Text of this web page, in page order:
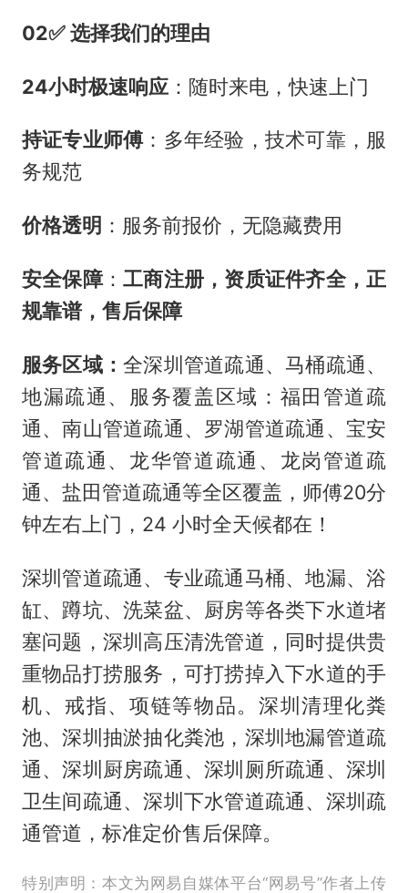
02✅ 选择我们的理由
24小时极速响应：随时来电，快速上门
持证专业师傅：多年经验，技术可靠，服
务规范
价格透明 ：服务前报价，无隐藏费用
安全保障：工商注册，资质证件齐全，正
规靠谱，售后保障
服务区域：全深圳管道疏通、马桶疏通、
地漏疏通、服务覆盖区域：福田管道疏
通、南山管道疏通、罗湖管道疏通、宝安
管道疏通、龙华管道疏通、龙岗管道疏
通、盐田管道疏通等全区覆盖，师傅20分
钟左右上门，24 小时全天候都在！
深圳管道疏通、专业疏通马桶、地漏、浴
缸、蹲坑、洗菜盆、厨房等各类下水道堵
塞问题，深圳高压清洗管道，同时提供贵
重物品打捞服务，可打捞掉入下水道的手
机、戒指、项链等物品。深圳清理化粪
池、深圳抽淤抽化粪池，深圳地漏管道疏
通、深圳厨房疏通、深圳厕所疏通、深圳
卫生间疏通、深圳下水管道疏通、深圳疏
通管道，标准定价售后保障。
特别声明：本文为网易自媒体平台“网易号”作者上传